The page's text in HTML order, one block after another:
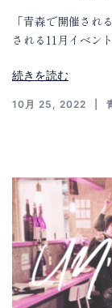
「青森で開催され
される11月イベン
続きを読む
10月 25, 2022